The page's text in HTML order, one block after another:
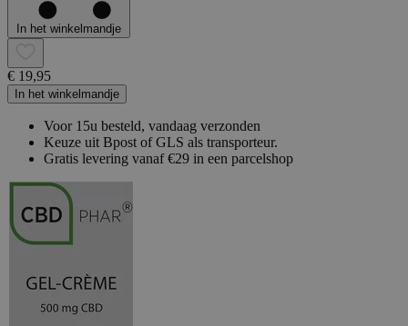
In het winkelmandje
€ 19,95
In het winkelmandje
Voor 15u besteld, vandaag verzonden
Keuze uit Bpost of GLS als transporteur.
Gratis levering vanaf €29 in een parcelshop